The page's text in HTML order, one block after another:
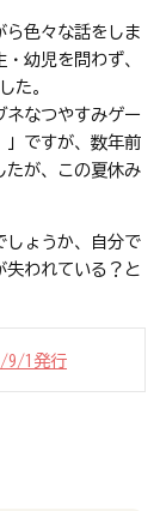
ら色々な話をしま
幼児を問わず、
た。
ネなつやすみゲー
」ですが、数年前
たが、この夏休み
しょうか、自分で
われている？と
9/1発行